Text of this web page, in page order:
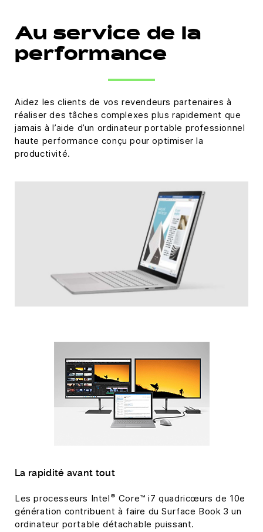
Usercentrics Consent Management
Platform
Au service de la
performance
Aidez les clients de vos revendeurs partenaires à
réaliser des tâches complexes plus rapidement que
jamais à l’aide d’un ordinateur portable professionnel
haute performance conçu pour optimiser la
productivité.
La rapidité avant tout
Les processeurs Intel ® Core™ i7 quadricœurs de 10e
génération contribuent à faire du Surface Book 3 un
ordinateur portable détachable puissant.